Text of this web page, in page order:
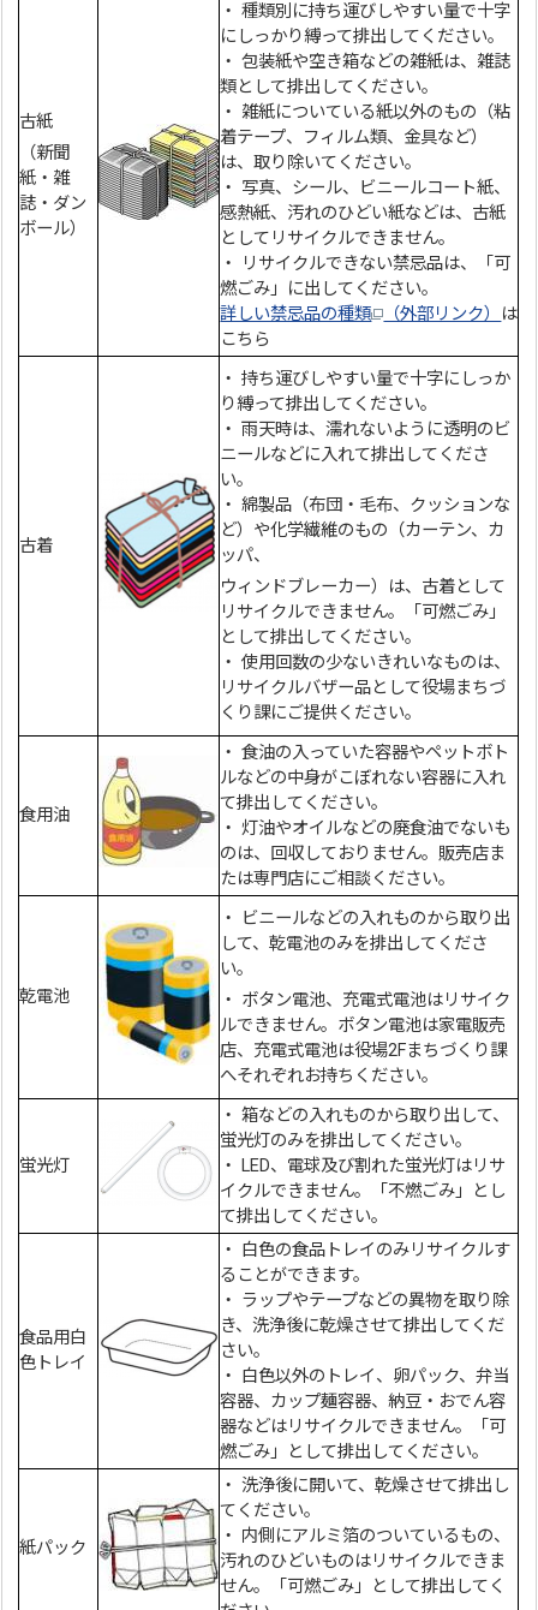
古紙
（新聞
紙・雑
誌・ダン
ボール）
・ 種類別に持ち運びしやすい量で十字
にしっかり縛って排出してください。
・ 包装紙や空き箱などの雑紙は、雑誌
類として排出してください。
・ 雑紙についている紙以外のもの（粘
着テープ、フィルム類、金具など）
は、取り除いてください。
・ 写真、シール、ビニールコート紙、
感熱紙、汚れのひどい紙などは、古紙
としてリサイクルできません。
・ リサイクルできない禁忌品は、「可
燃ごみ」に出してください。
詳しい禁忌品の種類
（外部リンク） は
こちら
古着
・ 持ち運びしやすい量で十字にしっか
り縛って排出してください。
・ 雨天時は、濡れないように透明のビ
ニールなどに入れて排出してくださ
い。
・ 綿製品（布団・毛布、クッションな
ど）や化学繊維のもの（カーテン、カ
ッパ、
ウィンドブレーカー）は、古着として
リサイクルできません。「可燃ごみ」
として排出してください。
・ 使用回数の少ないきれいなものは、
リサイクルバザー品として役場まちづ
くり課にご提供ください。
食用油
・ 食油の入っていた容器やペットボト
ルなどの中身がこぼれない容器に入れ
て排出してください。
・ 灯油やオイルなどの廃食油でないも
のは、回収しておりません。販売店ま
たは専門店にご相談ください。
乾電池
・ ビニールなどの入れものから取り出
して、乾電池のみを排出してくださ
い。
・ ボタン電池、充電式電池はリサイク
ルできません。ボタン電池は家電販売
店、充電式電池は役場2Fまちづくり課
へそれぞれお持ちください。
蛍光灯
・ 箱などの入れものから取り出して、
蛍光灯のみを排出してください。
・ LED、電球及び割れた蛍光灯はリサ
イクルできません。「不燃ごみ」とし
て排出してください。
食品用白
色トレイ
・ 白色の食品トレイのみリサイクルす
ることができます。
・ ラップやテープなどの異物を取り除
き、洗浄後に乾燥させて排出してくだ
さい。
・ 白色以外のトレイ、卵パック、弁当
容器、カップ麺容器、納豆・おでん容
器などはリサイクルできません。「可
燃ごみ」として排出してください。
紙パック
・ 洗浄後に開いて、乾燥させて排出し
てください。
・ 内側にアルミ箔のついているもの、
汚れのひどいものはリサイクルできま
せん。「可燃ごみ」として排出してく